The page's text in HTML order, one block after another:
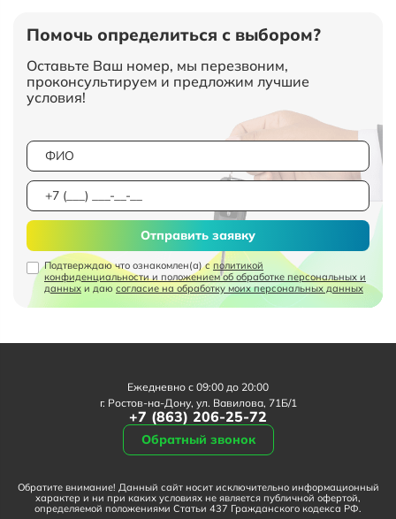
Помочь определиться с выбором?
Оставьте Ваш номер, мы перезвоним,
проконсультируем и предложим лучшие
условия!
Подтверждаю что ознакомлен(а) сполитикой
конфиденциальности и положением об обработке персональных и
данных и даю согласие на обработку моих персональных данных
Отправить заявку
Ежедневно с 09:00 до 20:00
г. Ростов-на-Дону, ул. Вавилова, 71Б/1
+7 (863) 206-25-72
Обратный звонок
Обратите внимание! Данный сайт носит исключительно информационный
характер и ни при каких условиях не является публичной офертой,
определяемой положениями Статьи 437 Гражданского кодекса РФ.